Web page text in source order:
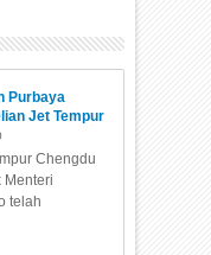
Purbaya
Jet Tempur
Intip
J-10Chengdu
Menteri
telah